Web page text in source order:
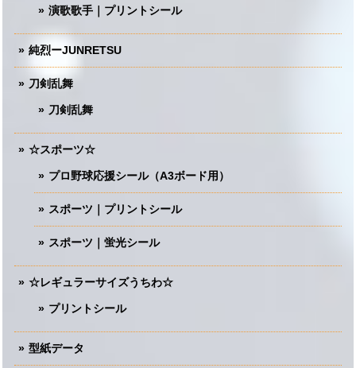
演歌歌手｜プリントシール
純烈ーJUNRETSU
刀剣乱舞
刀剣乱舞
☆スポーツ☆
プロ野球応援シール（A3ボード用）
スポーツ｜プリントシール
スポーツ｜蛍光シール
☆レギュラーサイズうちわ☆
プリントシール
型紙データ